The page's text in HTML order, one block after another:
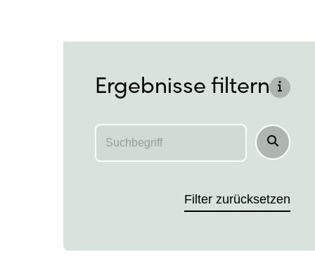
Hit enter to search or ESC to close
Ergebnisse filtern Für
Suchbegriff
Suchen
Filter zurücksetzen